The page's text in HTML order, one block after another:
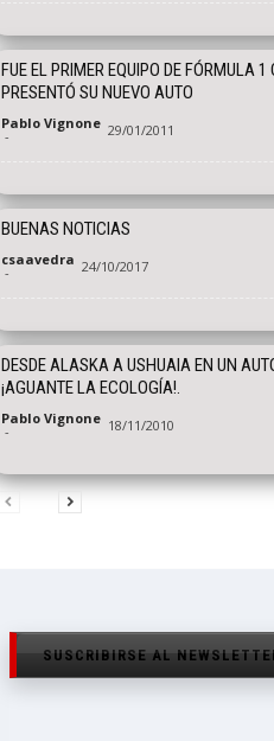
FUE EL PRIMER EQUIPO DE FÓRMULA 1
PRESENTÓ SU NUEVO AUTO
Pablo Vignone
- 29/01/2011
BUENAS NOTICIAS
csaavedra
- 24/10/2017
DESDE ALASKA A USHUAIA EN UN
¡AGUANTE LA ECOLOGÍA!.
Pablo Vignone
- 18/11/2010
SUSCRIBIRSE AL